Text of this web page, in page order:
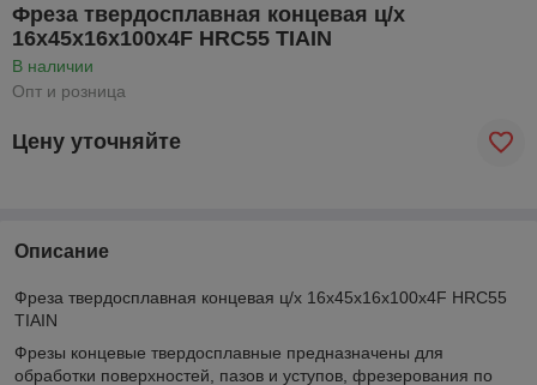
Фреза твердосплавная концевая ц/х
16х45х16х100х4F HRC55 TIAIN
В наличии
Опт и розница
Цену уточняйте
Описание
Фреза твердосплавная концевая ц/х 16х45х16х100х4F HRC55
TIAIN
Фрезы концевые твердосплавные предназначены для
обработки поверхностей, пазов и уступов, фрезерования по